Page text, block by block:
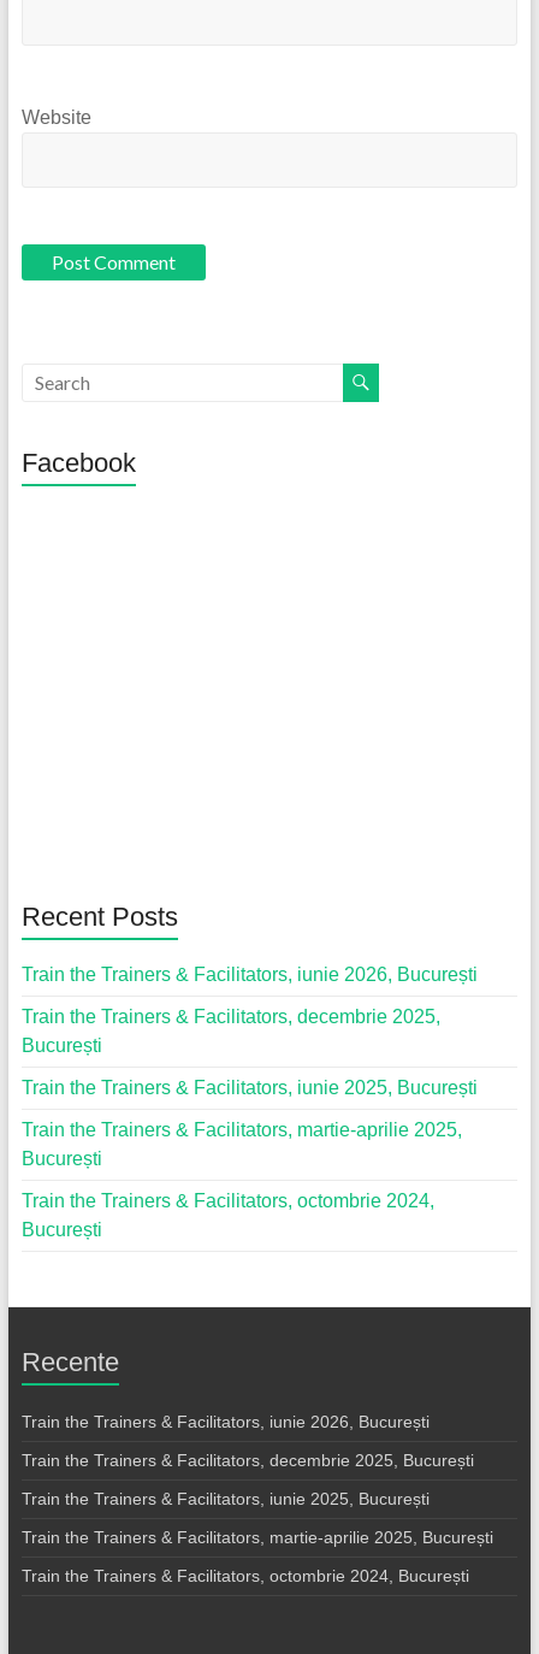
Website
Facebook
Recent Posts
Train the Trainers & Facilitators, iunie 2026, București
Train the Trainers & Facilitators, decembrie 2025,
București
Train the Trainers & Facilitators, iunie 2025, București
Train the Trainers & Facilitators, martie-aprilie 2025,
București
Train the Trainers & Facilitators, octombrie 2024,
București
Recente
Train the Trainers & Facilitators, iunie 2026, București
Train the Trainers & Facilitators, decembrie 2025, București
Train the Trainers & Facilitators, iunie 2025, București
Train the Trainers & Facilitators, martie-aprilie 2025, București
Train the Trainers & Facilitators, octombrie 2024, București